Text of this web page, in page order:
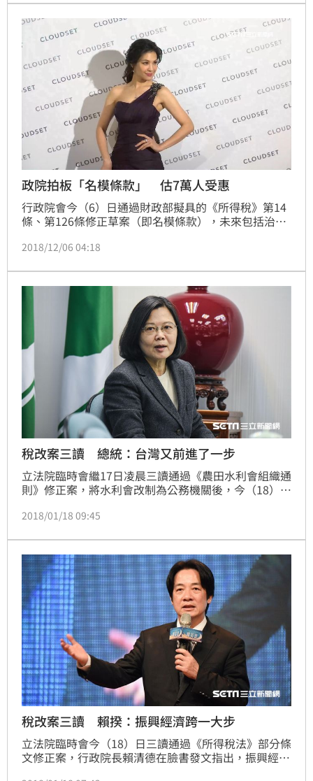
緻，因此今天未達成共識，留待下週繼續討論，順利的
話可望送到下周行政院會。
政院拍板「名模條款」 估7萬人受惠
行政院會今（6）日通過財政部擬具的《所得稅》第14
條、第126條修正草案（即名模條款），未來包括治裝
限為薪資所得的3％，財政部預估約7萬人受惠。行政院
用。
2018/12/06 04:18
稅改案三讀 總統：台灣又前進了一步
立法院臨時會繼17日凌晨三讀通過《農田水利會組織通
則》修正案，將水利會改制為公務機關後，今（18）三
示，一個改革結束，另一個改革接著開始，這就是民進
隊，也感謝國會各黨團的辛勞，台灣今天又往前進了一
步。
2018/01/18 09:45
稅改案三讀 賴揆：振興經濟跨一大步
立法院臨時會今（18）日三讀通過《所得稅法》部分條
文修正案，行政院長賴清德在臉書發文指出，振興經濟